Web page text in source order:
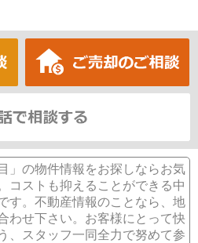
」の物件情報をお探しならお気
コストも抑えることができる中
す。不動産情報のことなら、地
わせ下さい。お客様にとって快
、スタッフ一同全力で努めて参